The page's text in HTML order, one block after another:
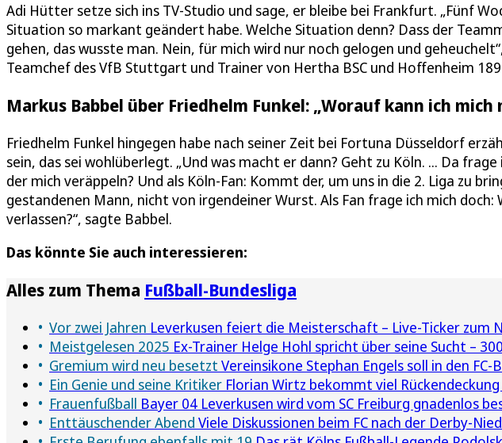
Adi Hütter setze sich ins TV-Studio und sage, er bleibe bei Frankfurt. „Fünf
Situation so markant geändert habe. Welche Situation denn? Dass der
gehen, das wusste man. Nein, für mich wird nur noch gelogen und
Teamchef des VfB Stuttgart und Trainer von Hertha BSC und Hoffenheim
Markus Babbel über Friedhelm Funkel: „Worauf kann ich mich
Friedhelm Funkel hingegen habe nach seiner Zeit bei Fortuna Düsseldorf
sein, das sei wohlüberlegt. „Und was macht er dann? Geht zu Köln. ... Da
der mich veräppeln? Und als Köln-Fan: Kommt der, um uns in die 2. Liga zu
gestandenen Mann, nicht von irgendeiner Wurst. Als Fan frage ich mich doch:
verlassen?“, sagte Babbel.
Das könnte Sie auch interessieren:
Alles zum Thema Fußball-Bundesliga
Vor zwei Jahren Leverkusen feiert die Meisterschaft – Live-Ticker zum
Meistgelesen 2025 Ex-Trainer Helge Hohl spricht über seine Sucht –
Gremium wird neu besetzt Vereinsikone Stephan Engels soll in den FC-
Ein Genie und seine Kritiker Florian Wirtz bekommt viel
Frauenfußball Bayer 04 Leverkusen wird vom SC Freiburg gnadenlos
Enttäuschender Abend Viele Diskussionen beim FC nach der Derby-